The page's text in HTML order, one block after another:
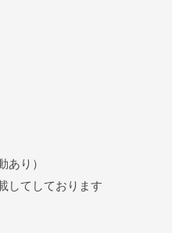
あり）
してしております